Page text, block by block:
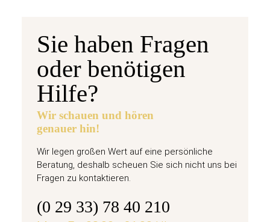
Sie haben Fragen
oder benötigen
Hilfe?
Wir schauen und hören
genauer hin!
Wir legen großen Wert auf eine persönliche
Beratung, deshalb scheuen Sie sich nicht uns bei
Fragen zu kontaktieren.
(0 29 33) 78 40 210